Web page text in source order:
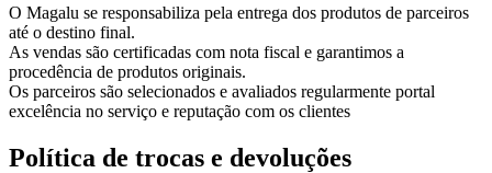
O Magalu se responsabiliza pela entrega dos produtos de parceiros
até o destino final.
As vendas são certificadas com nota fiscal e garantimos a
procedência de produtos originais.
Os parceiros são selecionados e avaliados regularmente portal
excelência no serviço e reputação com os clientes
Política de trocas e devoluções